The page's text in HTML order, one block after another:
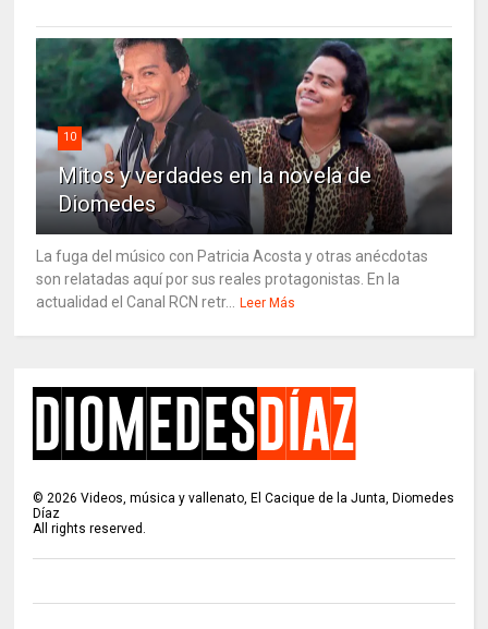
10
Mitos y verdades en la novela de
Diomedes
La fuga del músico con Patricia Acosta y otras anécdotas
son relatadas aquí por sus reales protagonistas. En la
actualidad el Canal RCN retr...
Leer Más
© 2026 Videos, música y vallenato, El Cacique de la Junta, Diomedes
Díaz
All rights reserved.